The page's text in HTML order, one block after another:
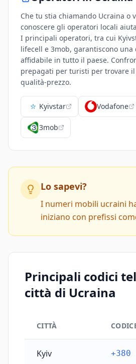
Che tu stia chiamando Ucraina o
conoscere gli operatori locali
I principali operatori, tra cui
lifecell e 3mob, garantiscono una
affidabile in tutto il paese.
prepagati per turisti per trovare
qualità-prezzo.
Kyivstar Vodafone
3mob
Lo sapevi?
I numeri mobili ucraini
iniziano con prefissi
Principali codici
città di Ucraina
CITTÀ
Kyiv +380